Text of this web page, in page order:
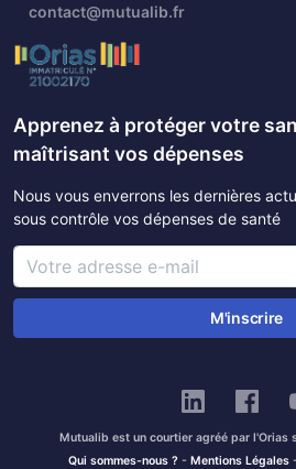
contact@mutualib.fr
Apprenez à protéger votre
maîtrisant vos dépenses
Nous vous enverrons les dernières
sous contrôle vos dépenses de santé
M'inscrire
Mutualib est un courtier agréé par l'Orias
Qui sommes-nous ? - Mentions Légales -